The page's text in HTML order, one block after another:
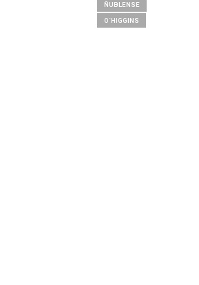
ÑUBLENSE
O´HIGGINS